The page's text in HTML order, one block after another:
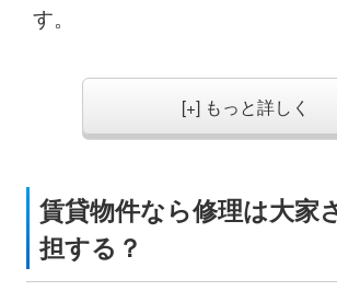
す。
[+] もっと詳しく
賃貸物件なら修理は大家
担する？